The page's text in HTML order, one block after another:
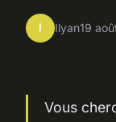
I Ilyan19
Vous